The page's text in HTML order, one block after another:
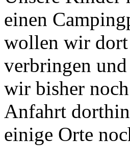
einen
wollen wir dort
verbringen
wir bisher
Anfahrt
einige Orte